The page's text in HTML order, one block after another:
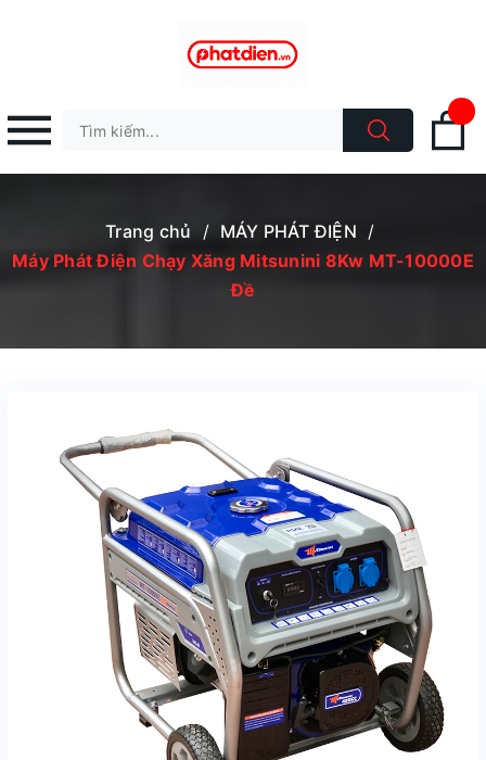
Trang chủ / MÁY PHÁT ĐIỆN /
Máy Phát Điện Chạy Xăng Mitsunini 8Kw MT-10000E
Đề